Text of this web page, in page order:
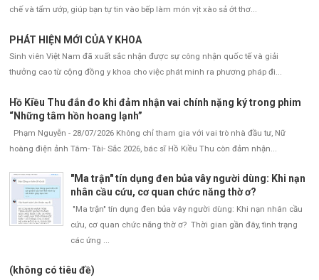
chế và tẩm ướp, giúp bạn tự tin vào bếp làm món vịt xào sả ớt thơ...
PHÁT HIỆN MỚI CỦA Y KHOA
Sinh viên Việt Nam đã xuất sắc nhận được sự công nhận quốc tế và giải
thưởng cao từ cộng đồng y khoa cho việc phát minh ra phương pháp đi...
Hồ Kiều Thu đắn đo khi đảm nhận vai chính nặng ký trong phim
“Những tâm hồn hoang lạnh”
Phạm Nguyễn - 28/07/2026 Không chỉ tham gia với vai trò nhà đầu tư, Nữ
hoàng điện ảnh Tâm- Tài- Sắc 2026, bác sĩ Hồ Kiều Thu còn đảm nhận...
"Ma trận" tín dụng đen bủa vây người dùng: Khi nạn
nhân cầu cứu, cơ quan chức năng thờ ơ?
"Ma trận" tín dụng đen bủa vây người dùng: Khi nạn nhân cầu
cứu, cơ quan chức năng thờ ơ? Thời gian gần đây, tình trạng
các ứng ...
(không có tiêu đề)